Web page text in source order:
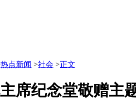
热点新闻 >社会 >正文
席纪念堂敬赠主